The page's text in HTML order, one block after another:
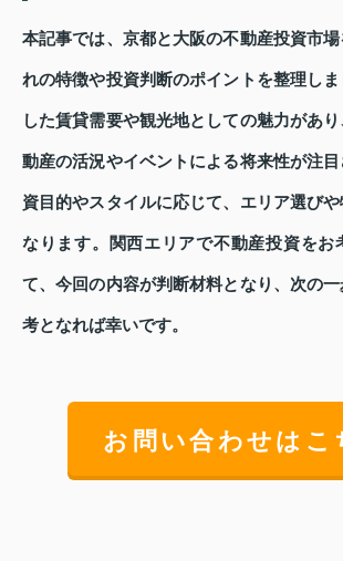
本記事では、京都と大阪の不動産投資市
れの特徴や投資判断のポイントを整理し
した賃貸需要や観光地としての魅力があ
動産の活況やイベントによる将来性が注
資目的やスタイルに応じて、エリア選び
なります。関西エリアで不動産投資をお
て、今回の内容が判断材料となり、次の
考となれば幸いです。
お問い合わせはこ